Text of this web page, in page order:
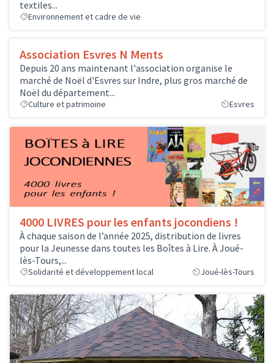
textiles...
Environnement et cadre de vie
Association Esvres N Ments
Depuis 20 ans maintenant l'association organise le
marché de Noël d'Esvres sur Indre, plus gros marché de
Noël du département...
Culture et patrimoine Esvres
4000 LIVRES pour les enfants jocondiens !
À chaque saison de l’année 2025, distribution de livres
pour la Jeunesse dans toutes les Boîtes à Lire. À Joué-
lès-Tours,...
Solidarité et développement local Joué-lès-Tours